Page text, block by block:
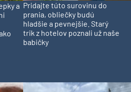
a Pridajte túto surovinu do
prania, obliečky budú
hladšie a pevnejšie. Starý
trik z hotelov poznali už naše
babičky